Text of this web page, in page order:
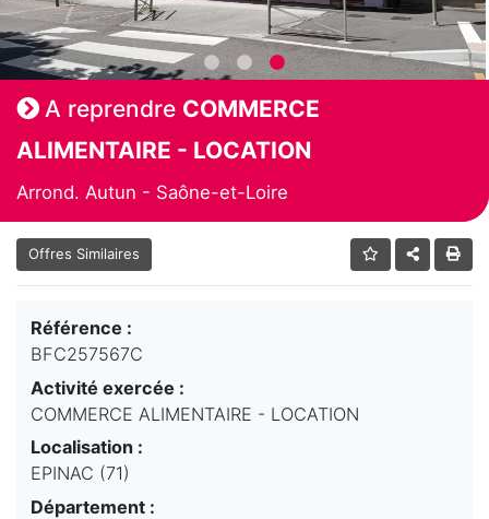
A reprendre COMMERCE
ALIMENTAIRE - LOCATION
Arrond. Autun - Saône-et-Loire
Offres Similaires
Référence :
BFC257567C
Activité exercée :
COMMERCE ALIMENTAIRE - LOCATION
Localisation :
EPINAC (71)
Département :